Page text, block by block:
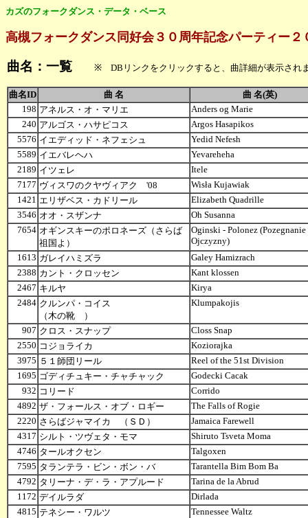
カズのフォークダンス・データ・ベース
高槻フォークダンス同好会３０周年記念パーティー２
曲名：一覧 ※ DBリンクをクリックすると、曲詳細が表示され
曲名ID 曲 名
曲 名(英)
198 アネルス・オ・マリエ
Anders og Marie
240 アルゴス・ハサピコス
Argos Hasapikos
5576 イエディッド・ネフェシュ
Yedid Nefesh
5589 イエバレヘハ
Yevareheha
2189 イツェレ
Itele
7177 ヴィスワのクヤヴィアク '08
Wisła Kujawiak
1421 エリザベス・カドリール
Elizabeth Quadrille
3546 オオ・スザンナ
Oh Susanna
7654 オギンスキーのポロネーズ（さらば
祖国よ）
Oginski - Polonez (Pozegnanie
Ojczyzny)
1613 ガレイハミズラ
Galey Hamizrach
2388 カント・クロッセン
Kant klossen
2467 キルヤ
Kirya
2484 クルンパ・コイス
（木の靴 ）
Klumpakojis
907 クロス・スナップ
Closs Snap
2550 コジョライカ
Koziorajka
3975 ５１師団リール
Reel of the 51st Division
1695 ゴディチュキー・チャチャック
Godecki Cacak
932 コリード
Corrido
4892 ザ・フォールス・オブ・ロギー
The Falls of Rogie
2220 さらばジャマイカ （ＳＤ）
Jamaica Farewell
4317 シルト・ツヴェタ・モマ
Shiruto Tsveta Moma
4746 タールオクセン
Talgoxen
7595 タランテラ・ビン・ボン・バ
Tarantella Bim Bom Ba
4792 タリーナ・デ・ラ・アプルード
Tarina de la Abrud
1172 デイルラダ
Dirlada
4815 テネシー・ワルツ
Tennessee Waltz